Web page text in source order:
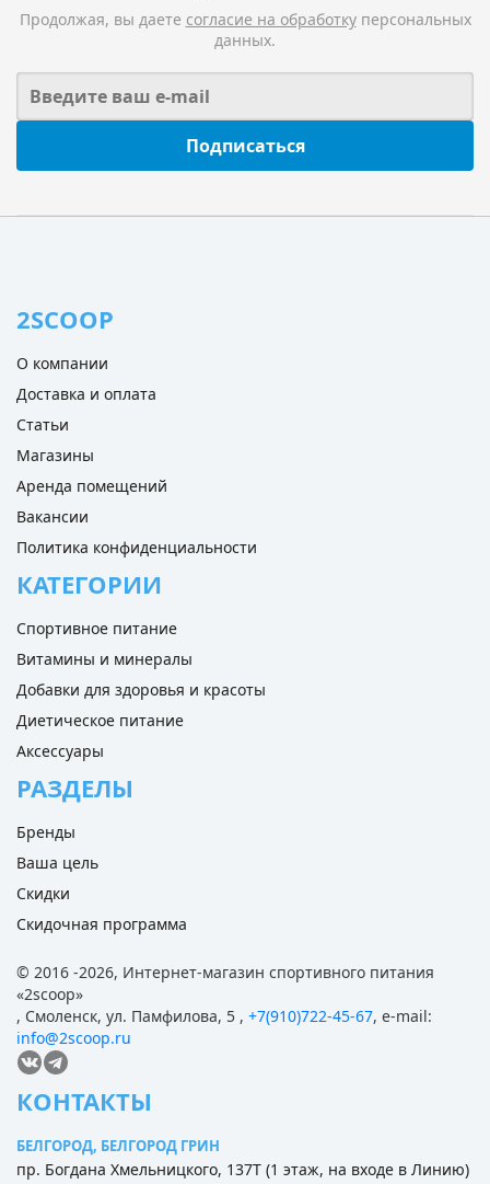
Продолжая, вы даете согласие на обработкуперсональных
данных.
Подписаться
2SCOOP
О компании
Доставка и оплата
Статьи
Магазины
Аренда помещений
Вакансии
Политика конфиденциальности
КАТЕГОРИИ
Спортивное питание
Витамины и минералы
Добавки для здоровья и красоты
Диетическое питание
Аксессуары
РАЗДЕЛЫ
Бренды
Ваша цель
Скидки
Скидочная программа
© 2016 -2026, Интернет-магазин спортивного питания
«2scoop»
, Смоленск, ул. Памфилова, 5 , +7(910)722-45-67, e-mail:
info@2scoop.ru
КОНТАКТЫ
БЕЛГОРОД, БЕЛГОРОД ГРИН
пр. Богдана Хмельницкого, 137Т (1 этаж, на входе в Линию)